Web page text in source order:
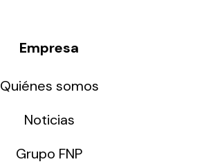
Empresa
Quiénes somos
Noticias
Grupo FNP